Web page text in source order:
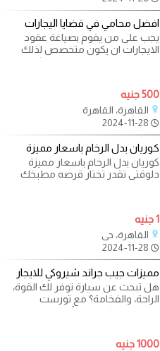
افضل محامي في قضايا اليجارات
يجب على من يقوم بصياغة عقود
الايجارات ان يكون متخصص لذلك
خصصنا فريق من محاماه المكتب
500 جنيه
القاهرة، القاهرة
كوريان بدل الرخام باسعار مميزة
كوريان بدل الرخام باسعار مميزة
دلوقتى تقدر تختار قرصه مطبخك
على ذوقك بالالوان المميزة للكوريان
1 جنيه
القاهرة، حي
مميزات جيب جراند شيروكي للايجار
هل تبحث عن سيارة توفر لك القوة،
الراحة، والفخامة؟ مع تورست
ليموزين، يمكنك استئجار جيب جراند
1000 جنيه